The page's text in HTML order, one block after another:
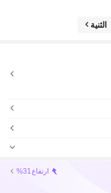
الثنية
ارتفاع%31